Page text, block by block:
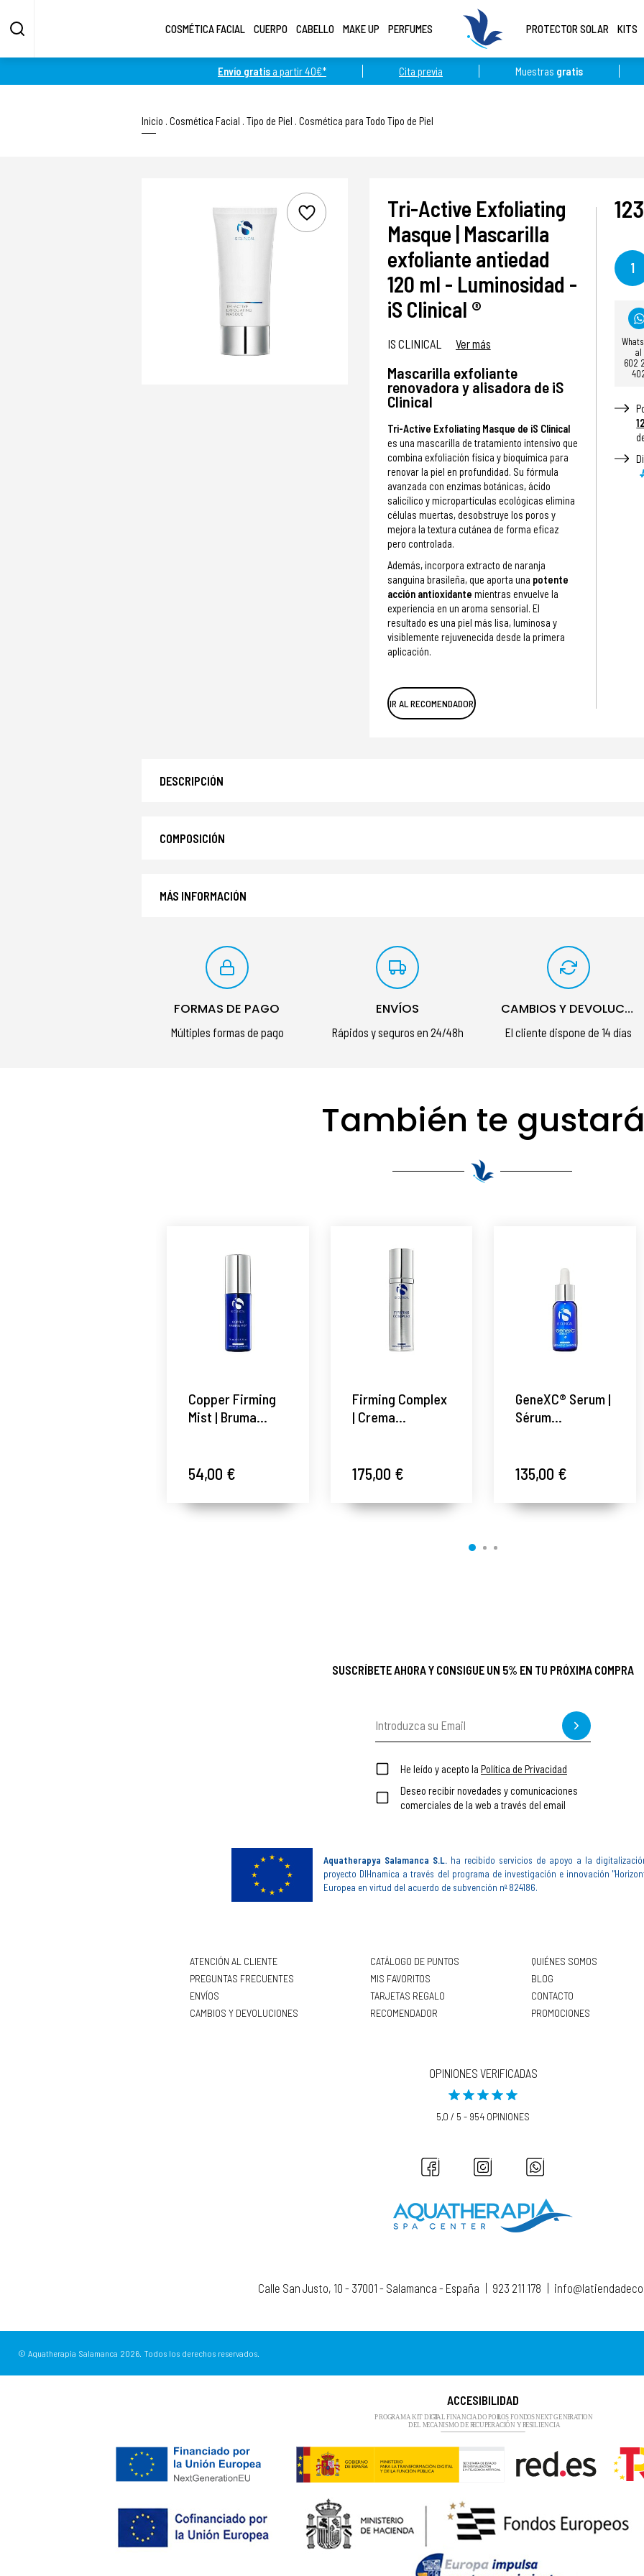
Envío gratis a partir 40€* Cita previa Muestras gratis
COSMÉTICA FACIAL CUERPO CABELLO MAKE UP PERFUMES PROTECTOR SOLAR KITS
Inicio Cosmética Facial Tipo de Piel Cosmética para Todo Tipo de Piel
Tri-Active Exfoliating
Masque | Mascarilla
exfoliante antiedad
120 ml - Luminosidad -
iS Clinical ®
IS CLINICAL Ver más
Mascarilla exfoliante
renovadora y alisadora de iS
Clinical
Tri-Active Exfoliating Masque de iS Clinical
es una mascarilla de tratamiento intensivo que
combina exfoliación física y bioquímica para
renovar la piel en profundidad. Su fórmula
avanzada con enzimas botánicas, ácido
salicílico y micropartículas ecológicas elimina
células muertas, desobstruye los poros y
mejora la textura cutánea de forma eficaz
pero controlada.
Además, incorpora extracto de naranja
sanguina brasileña, que aporta una potente
acción antioxidante mientras envuelve la
experiencia en un aroma sensorial. El
resultado es una piel más lisa, luminosa y
visiblemente rejuvenecida desde la primera
aplicación.
IR AL RECOMENDADOR
1
al
602
DESCRIPCIÓN
COMPOSICIÓN
MÁS INFORMACIÓN
FORMAS DE PAGO
Múltiples formas de pago
ENVÍOS
Rápidos y seguros en 24/48h
CAMBIOS Y DEVOLUCIONES
El cliente dispone de 14 días
También te gustará
Copper Firming
Mist | Bruma
75ml -
Clinical ®
54,00 €
Firming Complex
| Crema
iS Clinical ®
175,00 €
GeneXC® Serum |
Sérum
Luminosidad - iS
135,00 €
SUSCRÍBETE AHORA Y CONSIGUE UN 5% EN TU PRÓXIMA COMPRA
He leído y acepto la Política de Privacidad
Deseo recibir novedades y comunicaciones
comerciales de la web a través del email
Aquatherapya Salamanca S.L. ha recibido servicios de apoyo a la
proyecto DIHnamica a través del programa de investigación e innovación
Europea en virtud del acuerdo de subvención nº 824186.
ATENCIÓN AL CLIENTE
PREGUNTAS FRECUENTES
ENVÍOS
CAMBIOS Y DEVOLUCIONES
CATÁLOGO DE PUNTOS
MIS FAVORITOS
TARJETAS REGALO
RECOMENDADOR
QUIÉNES SOMOS
BLOG
CONTACTO
PROMOCIONES
OPINIONES VERIFICADAS
5,0 / 5 - 954 OPINIONES
Calle San Justo, 10 - 37001 - Salamanca - España 923 211 178
© Aquatherapia Salamanca 2026. Todos los derechos reservados.
ACCESIBILIDAD